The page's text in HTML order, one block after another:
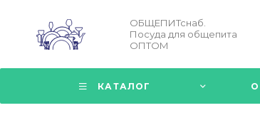
ОБЩЕПИТснаб.
Посуда для общепита
ОПТОМ
КАТАЛОГ